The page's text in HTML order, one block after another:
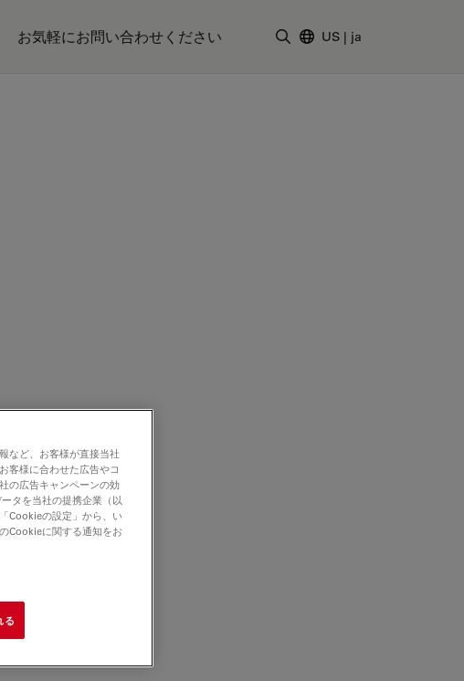
お気軽にお問い合わせください US | ja
など、お客様が直接当社
客様に合わせた広告やコ
の広告キャンペーンの効
タを当社の提携企業（以
Cookieの設定」から、い
Cookieに関する通知をお
る